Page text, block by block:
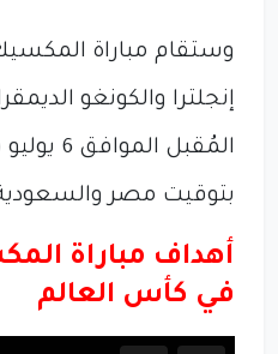
وستقام مباراة
إنجلترا والكونغو
المُقبل
بتوقيت مصر
أهداف مباراة
في كأس العالم